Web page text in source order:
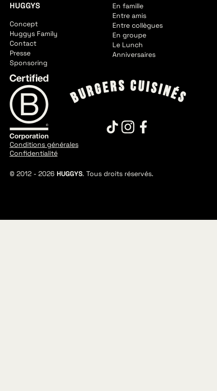
HUGGYS
Concept
Huggys Family
Contact
Presse
Sponsoring
En famille
Entre amis
Entre collègues
En groupe
Le Lunch
Anniversaires
© 2012 - 2026 HUGGYS. Tous droits réservés.
Conditions générales
Confidentialité